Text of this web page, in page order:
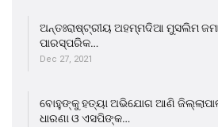
ଅନ୍ତଃରାଷ୍ଟ୍ରୀୟ ଅହମ୍ମଦିଆ ମୁସଲିମ
ପାରସ୍ପରିକ…
Dec 27, 2021
ବୋହୁଙ୍କୁ ହତ୍ୟା ଅଭିଯୋଗ ଆଣି
ଧାରଣା ଓ ଏସପିଙ୍କ…